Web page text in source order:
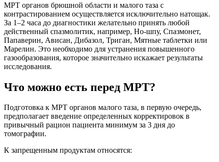
МРТ органов брюшной области и малого таза с
контрастированием осуществляется исключительно натощак.
За 1–2 часа до диагностики желательно принять любой
действенный спазмолитик, например, Но-шпу, Спазмонет,
Папаверин, Ависан, Дибазол, Триган, Мятные таблетки или
Марелин. Это необходимо для устранения повышенного
газообразования, которое значительно искажает результаты
исследования.
Что можно есть перед МРТ?
Подготовка к МРТ органов малого таза, в первую очередь,
предполагает введение определенных корректировок в
привычный рацион пациента минимум за 3 дня до
томографии.
К запрещенным продуктам относятся: